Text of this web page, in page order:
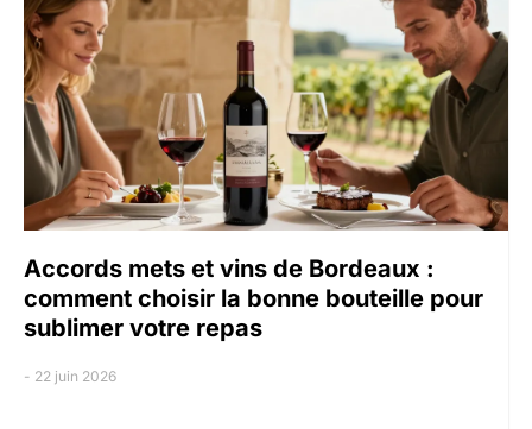
Accords mets et vins de Bordeaux :
comment choisir la bonne bouteille pour
sublimer votre repas
22 juin 2026